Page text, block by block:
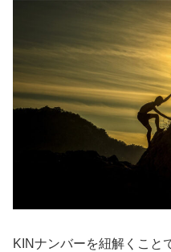
KINナンバーを紐解くこと